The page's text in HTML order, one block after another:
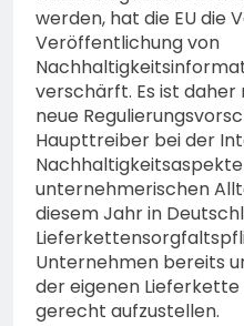
werden, hat die EU die
Veröffentlichung von
verschärft. Es ist
neue
Haupttreiber bei der
unternehmerischen
diesem Jahr in
Unternehmen bereits
der eigenen
gerecht aufzustellen.